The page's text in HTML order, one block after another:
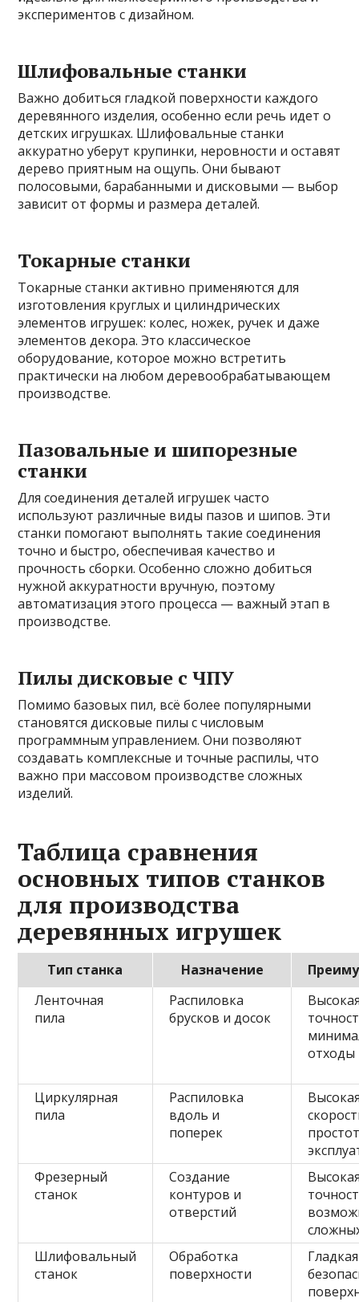
экспериментов с дизайном.
Шлифовальные станки
Важно добиться гладкой поверхности каждого
деревянного изделия, особенно если речь идет о
детских игрушках. Шлифовальные станки
аккуратно уберут крупинки, неровности и оставят
дерево приятным на ощупь. Они бывают
полосовыми, барабанными и дисковыми — выбор
зависит от формы и размера деталей.
Токарные станки
Токарные станки активно применяются для
изготовления круглых и цилиндрических
элементов игрушек: колес, ножек, ручек и даже
элементов декора. Это классическое
оборудование, которое можно встретить
практически на любом деревообрабатывающем
производстве.
Пазовальные и шипорезные
станки
Для соединения деталей игрушек часто
используют различные виды пазов и шипов. Эти
станки помогают выполнять такие соединения
точно и быстро, обеспечивая качество и
прочность сборки. Особенно сложно добиться
нужной аккуратности вручную, поэтому
автоматизация этого процесса — важный этап в
производстве.
Пилы дисковые с ЧПУ
Помимо базовых пил, всё более популярными
становятся дисковые пилы с числовым
программным управлением. Они позволяют
создавать комплексные и точные распилы, что
важно при массовом производстве сложных
изделий.
Таблица сравнения
основных типов станков
для производства
деревянных игрушек
Тип станка Назначение
Ленточная
пила
Распиловка
брусков и досок
отходы
Циркулярная
пила
Распиловка
вдоль и
поперек
Фрезерный
станок
Создание
контуров и
отверстий
Шлифовальный
станок
Обработка
поверхности